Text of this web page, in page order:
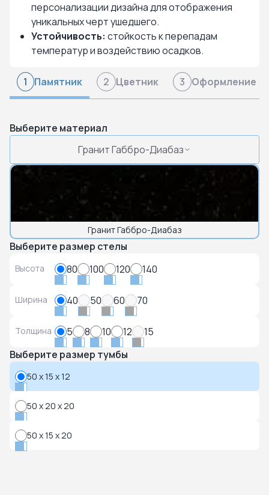
персонализации дизайна для отображения
уникальных черт ушедшего.
Устойчивость: стойкость к перепадам
температур и воздействию осадков.
1 Памятник 2 Цветник 3 Оформление
Выберите материал
Гранит Габбро-Диабаз
Гранит Габбро-Диабаз
Выберите размер стелы
Высота 80 100 120 140
Ширина 40 50 60 70
Толщина 5 8 10 12
15
Выберите размер тумбы
50 x 15 x 12
50 x 20 x 20
50 x 15 x 20